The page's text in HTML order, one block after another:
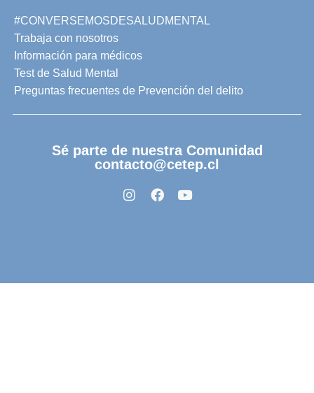
#CONVERSEMOSDESALUDMENTAL
Trabaja con nosotros
Información para médicos
Test de Salud Mental
Preguntas frecuentes de Prevención del delito
Sé parte de nuestra Comunidad
contacto@cetep.cl